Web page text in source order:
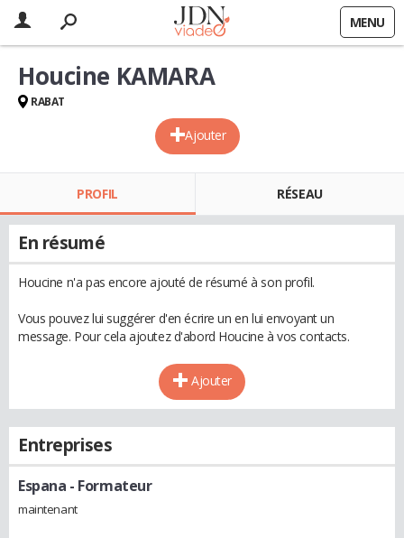
MENU
Ajouter
Houcine KAMARA
RABAT
PROFIL RÉSEAU
En résumé
Houcine n'a pas encore ajouté de résumé à son profil.
Vous pouvez lui suggérer d'en écrire un en lui envoyant un
message. Pour cela ajoutez d'abord Houcine à vos contacts.
Ajouter
Entreprises
Espana - Formateur
maintenant